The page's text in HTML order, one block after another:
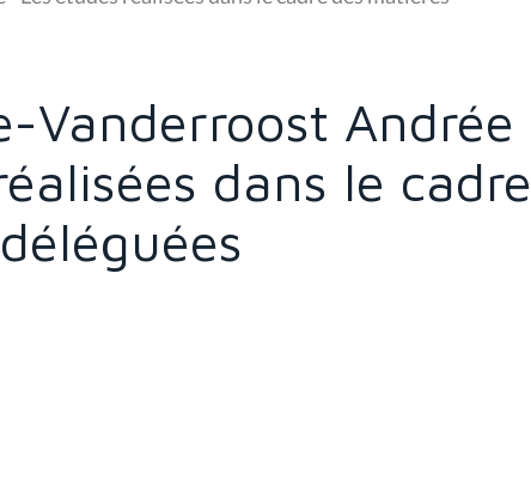
Vanderroost Andrée
dans le cadre